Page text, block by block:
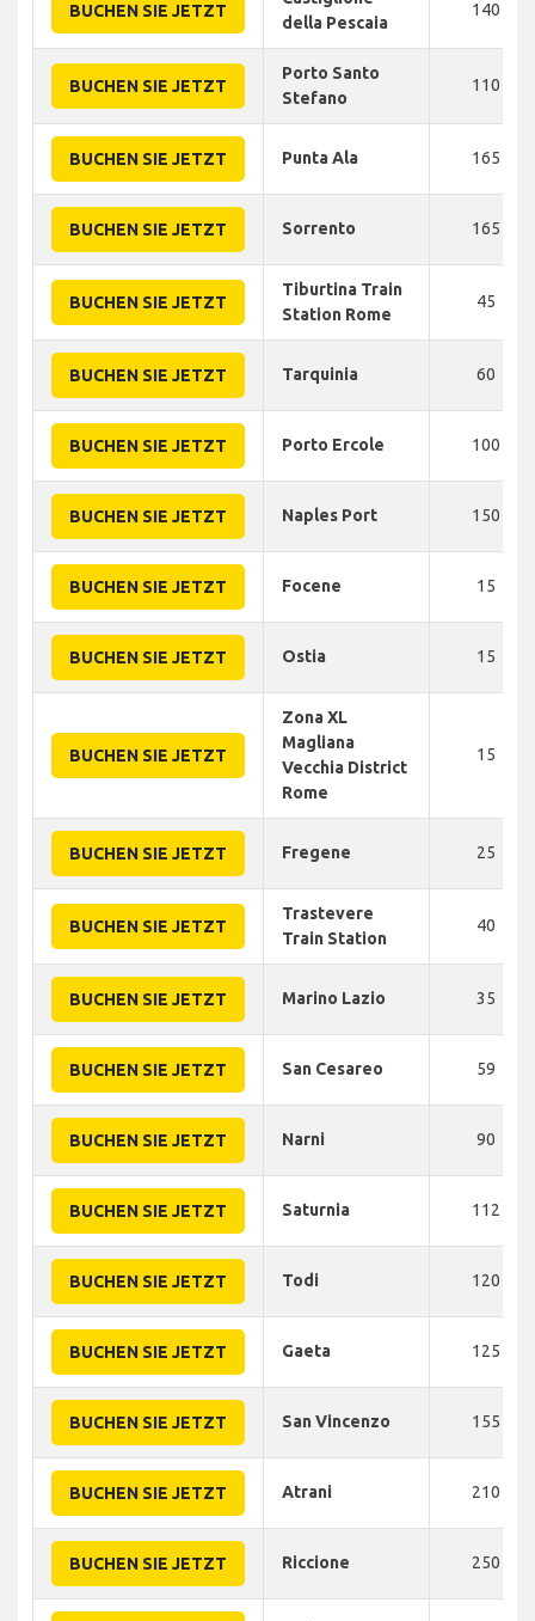
BUCHEN SIE JETZT
della Pescaia
140
BUCHEN SIE JETZT
Porto Santo
Stefano
110
BUCHEN SIE JETZT Punta Ala 165
BUCHEN SIE JETZT Sorrento 165
BUCHEN SIE JETZT
Tiburtina Train
Station Rome
45
BUCHEN SIE JETZT Tarquinia 60
BUCHEN SIE JETZT Porto Ercole 100
BUCHEN SIE JETZT Naples Port 150
BUCHEN SIE JETZT Focene 15
BUCHEN SIE JETZT Ostia 15
BUCHEN SIE JETZT
Zona XL
Magliana
Vecchia District
Rome
15
BUCHEN SIE JETZT Fregene 25
BUCHEN SIE JETZT
Trastevere
Train Station
40
BUCHEN SIE JETZT Marino Lazio 35
BUCHEN SIE JETZT San Cesareo 59
BUCHEN SIE JETZT Narni 90
BUCHEN SIE JETZT Saturnia 112
BUCHEN SIE JETZT Todi 120
BUCHEN SIE JETZT Gaeta 125
BUCHEN SIE JETZT San Vincenzo 155
BUCHEN SIE JETZT Atrani 210
BUCHEN SIE JETZT Riccione 250